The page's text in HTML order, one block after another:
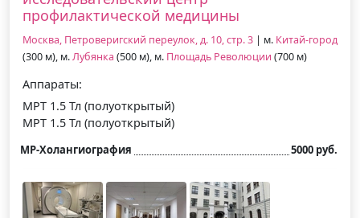
профилактической медицины
Москва, Петроверигский переулок, д. 10, стр. 3 | м. Китай-город
(300 м), м.Лубянка (500 м), м. Площадь Революции (700 м)
Аппараты:
МРТ 1.5 Тл (полуоткрытый)
МРТ 1.5 Тл (полуоткрытый)
МР-Холангиография 5000 руб.